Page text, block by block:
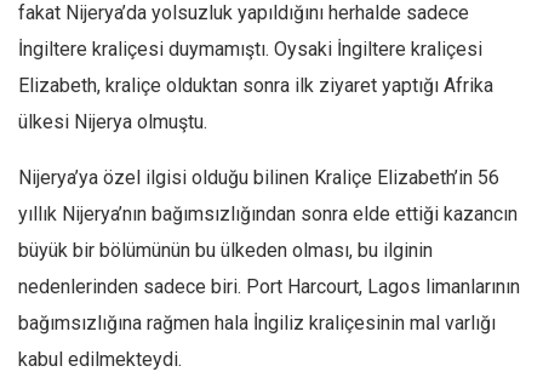
» Yazar arşivi
Bu Sayı
Tüm Sayılar
Kategoriler
Kültür Sanat
Kitap
Karisi kitap sualleri
7 soruda bu hafta
Ekonomi
fakat Nijerya’da yolsuzluk yapıldığını herhalde sadece
İngiltere kraliçesi duymamıştı. Oysaki İngiltere kraliçesi
Elizabeth, kraliçe olduktan sonra ilk ziyaret yaptığı Afrika
ülkesi Nijerya olmuştu.
Nijerya’ya özel ilgisi olduğu bilinen Kraliçe Elizabeth’in 56
yıllık Nijerya’nın bağımsızlığından sonra elde ettiği kazancın
büyük bir bölümünün bu ülkeden olması, bu ilginin
nedenlerinden sadece biri. Port Harcourt, Lagos limanlarının
bağımsızlığına rağmen hala İngiliz kraliçesinin mal varlığı
kabul edilmekteydi.